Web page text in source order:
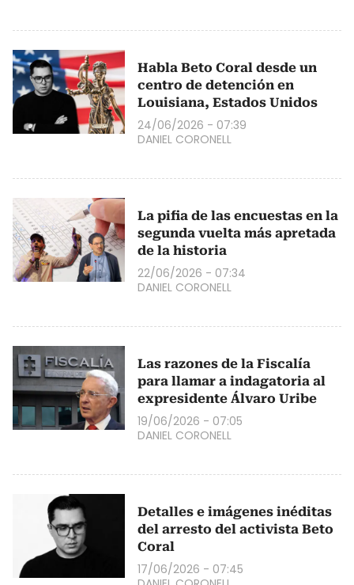
Habla Beto Coral desde un
centro de detención en
Louisiana, Estados Unidos
24/06/2026 - 07:39
DANIEL CORONELL
La pifia de las encuestas en la
segunda vuelta más apretada
de la historia
22/06/2026 - 07:34
DANIEL CORONELL
Las razones de la Fiscalía
para llamar a indagatoria al
expresidente Álvaro Uribe
19/06/2026 - 07:05
DANIEL CORONELL
Detalles e imágenes inéditas
del arresto del activista Beto
Coral
17/06/2026 - 07:45